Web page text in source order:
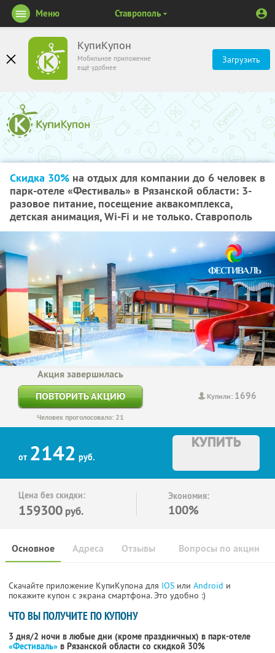
КупиКупон
Мобильное приложение
ещё удобнее
Загрузить
Меню Ставрополь
Скидка 30% на отдых для компании до 6 человек в
парк-отеле «Фестиваль» в Рязанской области: 3-
разовое питание, посещение аквакомплекса,
детская анимация, Wi-Fi и не только. Ставрополь
Купили: 1696
Акция завершилась
ПОВТОРИТЬ АКЦИЮ
Человек проголосовало: 21
от 2142 руб.
КУПИТЬ
Цена без скидки:
159300 руб.
Экономия:
100%
Основное Отзывы Вопросы по акции
Адреса
Скачайте приложение КупиКупона для IOS или Android и
покажите купон с экрана смартфона. Это удобно :)
ЧТО ВЫ ПОЛУЧИТЕ ПО КУПОНУ
3 дня/2 ночи в любые дни (кроме праздничных) в парк-отеле
«Фестиваль» в Рязанской области со скидкой 30%